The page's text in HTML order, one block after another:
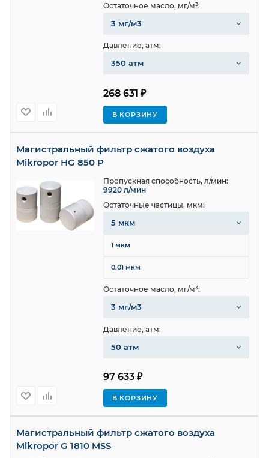
268 631 ₽
В КОРЗИНУ
Остаточное масло, мг/м³:
3 мг/м3
Давление, атм:
350 атм
Магистральный фильтр сжатого воздуха
Mikropor HG 850 P
97 633 ₽
В КОРЗИНУ
Пропускная способность, л/мин:
9920 л/мин
Остаточные частицы, мкм:
5 мкм
1 мкм
0.01 мкм
Остаточное масло, мг/м³:
3 мг/м3
Давление, атм:
50 атм
Магистральный фильтр сжатого воздуха
Mikropor G 1810 MSS